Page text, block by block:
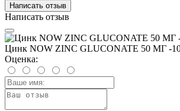
Написать отзыв
Написать отзыв
Цинк NOW ZINC GLUСONATE 50 МГ -
Оценка: